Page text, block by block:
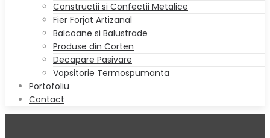
Constructii si Confectii Metalice
Fier Forjat Artizanal
Balcoane si Balustrade
Produse din Corten
Decapare Pasivare
Vopsitorie Termospumanta
Portofoliu
Contact